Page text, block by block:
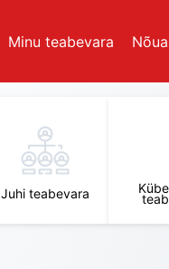
Minu teabevara
Juhi teabevara